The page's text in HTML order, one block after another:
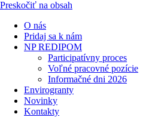
Preskočiť na obsah
O nás
Pridaj sa k nám
NP REDIPOM
Participatívny proces
Voľné pracovné pozície
Informačné dni 2026
Envirogranty
Novinky
Kontakty